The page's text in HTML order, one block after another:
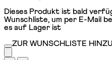
Dieses Produkt ist bald
Wunschliste, um per E-Mail
es auf Lager ist
ZUR WUNSCHLISTE